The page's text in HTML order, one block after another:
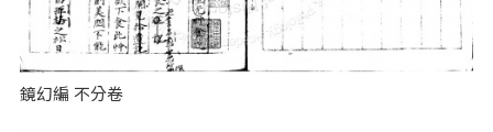
鏡幻編 不分卷